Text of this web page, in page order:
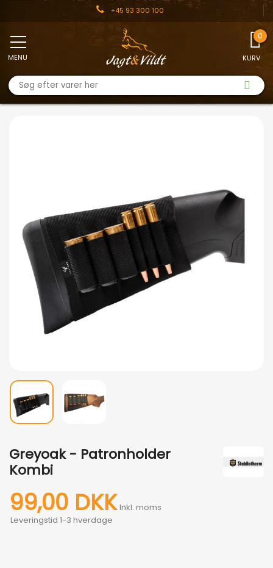
+45 93 300 100
KURV
MENU
Greyoak - Patronholder
Kombi
99,00 DKK Inkl. moms
Leveringstid 1-3 hverdage